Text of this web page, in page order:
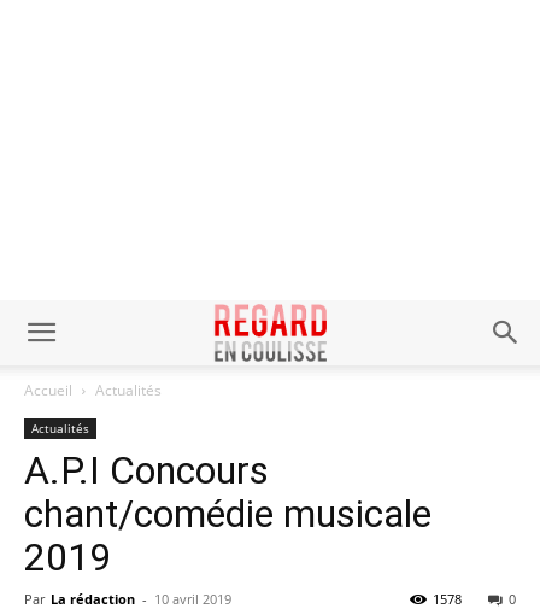
Accueil Actualités
Actualités
A.P.I Concours
chant/comédie musicale
2019
Par La rédaction - 10 avril 2019 0
1578